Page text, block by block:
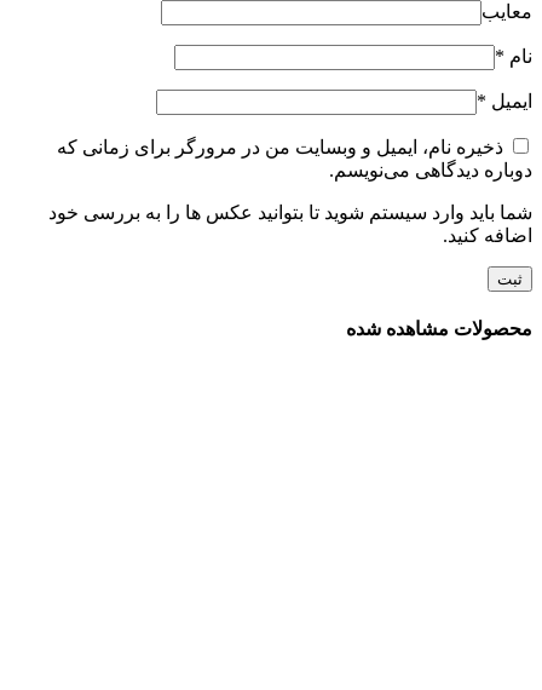
معایب
نام *
ایمیل *
ذخیره نام، ایمیل و وبسایت من در مرورگر برای زمانی که
دوباره دیدگاهی می‌نویسم.
شما باید وارد سیستم شوید تا بتوانید عکس ها را به بررسی خود
اضافه کنید.
محصولات مشاهده شده